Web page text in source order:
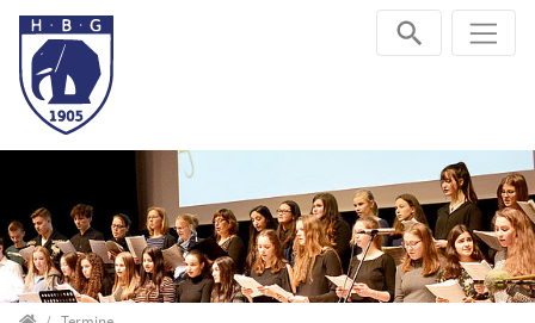
Direkt zur Hauptnavigation springen
Direkt zum Inhalt springen